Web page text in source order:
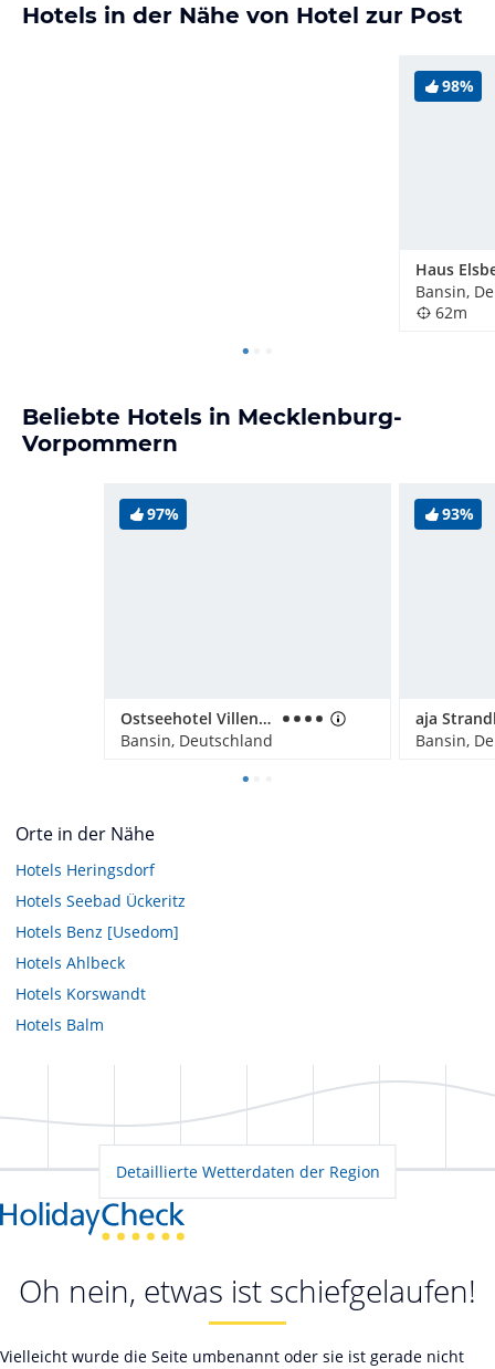
Hotels in der Nähe von Hotel zur Post
98%
Haus
Bansin,
62m
Beliebte Hotels in Mecklenburg-
Vorpommern
97%
Ostseehotel Villen im Park
Bansin, Deutschland
93%
Bansin,
Orte in der Nähe
Hotels Heringsdorf
Hotels Seebad Ückeritz
Hotels Benz [Usedom]
Hotels Ahlbeck
Hotels Korswandt
Hotels Balm
Detaillierte Wetterdaten der Region
Oh nein, etwas ist schiefgelaufen!
Vielleicht wurde die Seite umbenannt oder sie ist gerade nicht